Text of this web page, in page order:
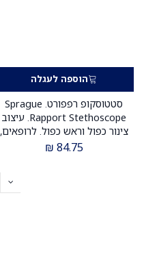
הוספה לעגלה
סטטוסקופ רפפורט. Sprague
Rapport Stethoscope. עיצוב
צינור כפול וראש כפול. לרופאים,
אחיות וחובשים. ס.מדיק יבוא
84.75
₪